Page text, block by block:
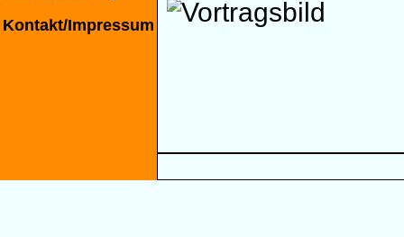
Kontakt/Impressum